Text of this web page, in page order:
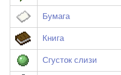
Бумага
Книга
Сгусток слизи